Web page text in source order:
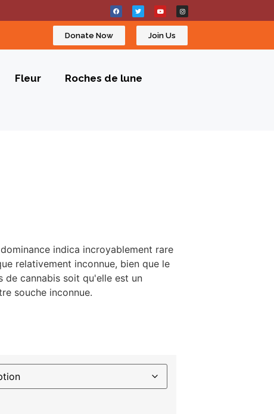
Donate Now Join Us
Fleur
Roches de lune
indica incroyablement rare
relativement inconnue, bien que le
de cannabis soit qu'elle est un
souche inconnue.